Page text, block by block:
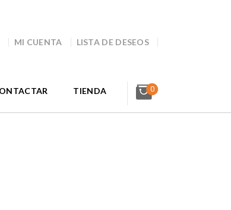
MI CUENTA LISTA DE DESEOS
TIENDA 0